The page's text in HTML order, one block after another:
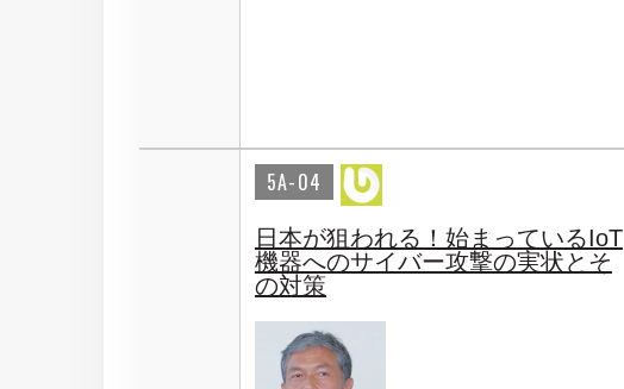
5A-04
日本が狙われる！始まっているIoT
機器へのサイバー攻撃の実状とそ
の対策